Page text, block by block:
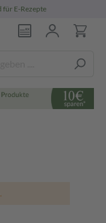
für E-Rezepte